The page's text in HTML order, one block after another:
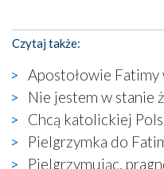
katolickiego kultu.
autentyczną wiarą mogą
kaplice, w których
skrzynkę na narzędzia?
tuż przy nowej
zamiast Chrystusa
wyjętą ze
kontekście naszych
wizerunek Zbawiciela…
Czytaj także:
Apostołowie
Nie jestem w stanie
Chcą katolickiej
Pielgrzymka do
Pielgrzymując,